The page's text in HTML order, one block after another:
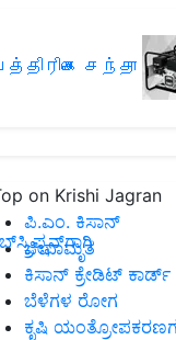
சந்தா
on Krishi Jagran
ಪಿ.ಎಂ. ಕಿಸಾನ್
ಜೀವಾಮೃತ
ಕಿಸಾನ್ ಕ್ರೇಡಿಟ್ ಕಾರ್ಡ್
ಬೆಳೆಗಳ ರೋಗ
ಕೃಷಿ